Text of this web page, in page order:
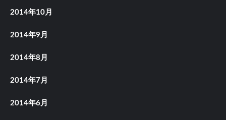
2014年10月
2014年9月
2014年8月
2014年7月
2014年6月